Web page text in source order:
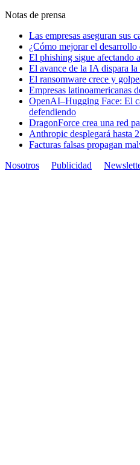
Notas de prensa
Las empresas aseguran sus
¿Cómo mejorar el
El phishing sigue afectando
El avance de la IA dispara
El ransomware crece y
Empresas latinoamericanas
OpenAI–Hugging Face: El
defendiendo
DragonForce crea una red
Anthropic desplegará hasta
Facturas falsas propagan
Nosotros
Publicidad